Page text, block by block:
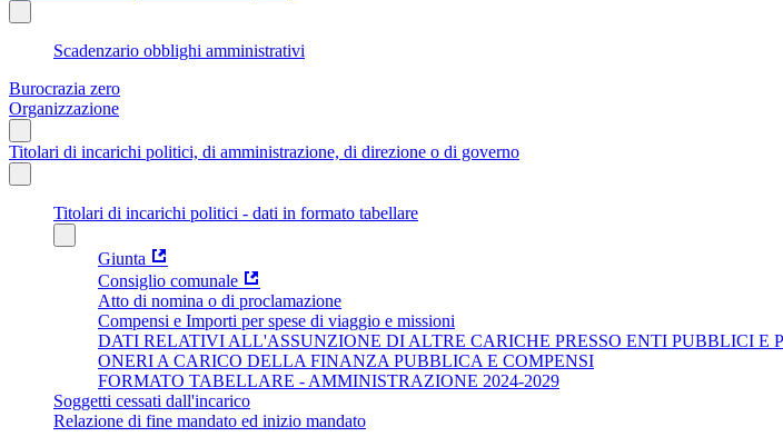
Scadenzario obblighi amministrativi
Burocrazia zero
Organizzazione
Titolari di incarichi politici, di amministrazione, di direzione o di governo
Titolari di incarichi politici - dati in formato tabellare
Giunta
Consiglio comunale
Atto di nomina o di proclamazione
Compensi e Importi per spese di viaggio e missioni
DATI RELATIVI ALL'ASSUNZIONE DI ALTRE CARICHE PRESSO ENTI PUBBLICI
ONERI A CARICO DELLA FINANZA PUBBLICA E COMPENSI
FORMATO TABELLARE - AMMINISTRAZIONE 2024-2029
Soggetti cessati dall'incarico
Relazione di fine mandato ed inizio mandato